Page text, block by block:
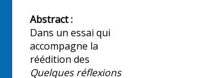
Abstract :
Dans un essai qui
accompagne la
réédition des
Quelques réflexions